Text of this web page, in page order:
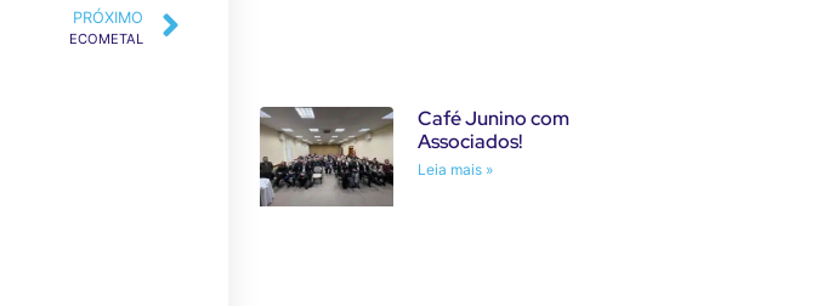
PRÓXIMO
ECOMETAL
Café Junino com
Associados!
Leia mais »